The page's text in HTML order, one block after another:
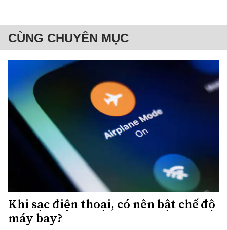
CÙNG CHUYÊN MỤC
Khi sạc điện thoại, có nên bật chế độ
máy bay?